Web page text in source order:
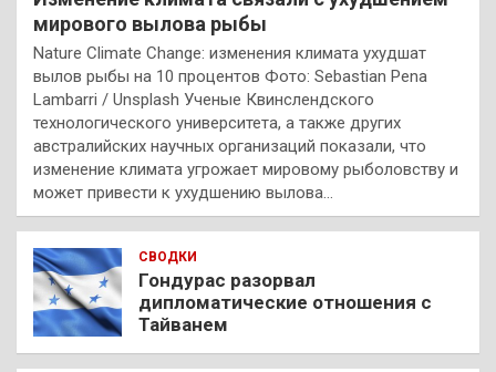
мирового вылова рыбы
Nature Climate Change: изменения климата ухудшат
вылов рыбы на 10 процентов Фото: Sebastian Pena
Lambarri / Unsplash Ученые Квинслендского
технологического университета, а также других
австралийских научных организаций показали, что
изменение климата угрожает мировому рыболовству и
может привести к ухудшению вылова…
СВОДКИ
Гондурас разорвал
дипломатические отношения с
Тайванем